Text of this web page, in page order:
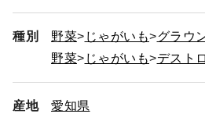
種別 野菜 じゃがいも
グラウ
野菜
じゃがいも デスト
産地 愛知県